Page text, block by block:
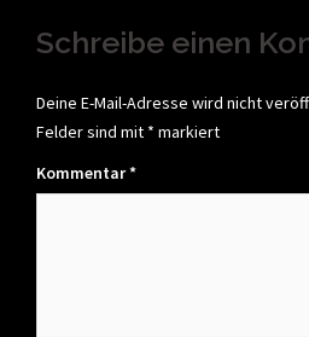
Schreibe einen
Deine E-Mail-Adresse wird nicht
Felder sind mit * markiert
Kommentar*